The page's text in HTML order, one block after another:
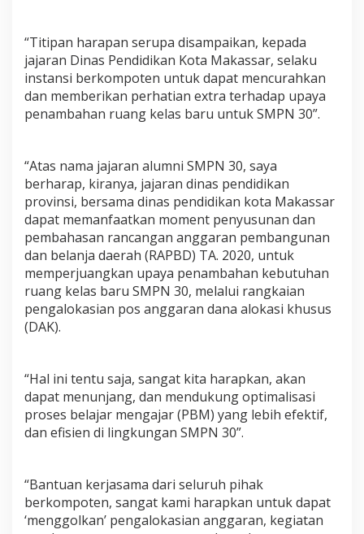
“Titipan harapan serupa disampaikan, kepada
jajaran Dinas Pendidikan Kota Makassar, selaku
instansi berkompoten untuk dapat mencurahkan
dan memberikan perhatian extra terhadap upaya
penambahan ruang kelas baru untuk SMPN 30”.
“Atas nama jajaran alumni SMPN 30, saya
berharap, kiranya, jajaran dinas pendidikan
provinsi, bersama dinas pendidikan kota Makassar
dapat memanfaatkan moment penyusunan dan
pembahasan rancangan anggaran pembangunan
dan belanja daerah (RAPBD) TA. 2020, untuk
memperjuangkan upaya penambahan kebutuhan
ruang kelas baru SMPN 30, melalui rangkaian
pengalokasian pos anggaran dana alokasi khusus
(DAK).
“Hal ini tentu saja, sangat kita harapkan, akan
dapat menunjang, dan mendukung optimalisasi
proses belajar mengajar (PBM) yang lebih efektif,
dan efisien di lingkungan SMPN 30”.
“Bantuan kerjasama dari seluruh pihak
berkompoten, sangat kami harapkan untuk dapat
‘menggolkan’ pengalokasian anggaran, kegiatan